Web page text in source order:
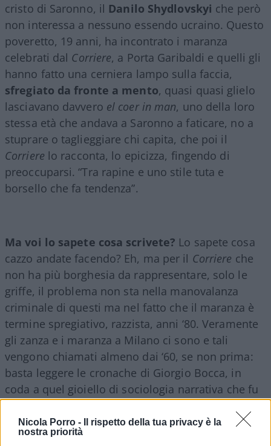
Nicola Porro -
Il rispetto della tua privacy è la
nostra priorità
cristo di Saronno, il Danilo Shydlovskyi che però
non interessa a nessuno essendo ucraino. Questo
poveretto, 19 anni, ha incontrato i maranza
celebrati dal Corriere, a Porta Garibaldi e quelli gli
hanno fatto una cerniera lampo sulla faccia,
sfregiato da fronte a mento, quasi quasi glielo
lasciavano davvero el coer in man, uno della loro
stessa età che andava a Saronno a faticare, no a
stuprare o taglieggiare chi capita, che poi il
Corriere lo racconta, lo epicizza, fingendo di
preoccuparsi. “Tra rapine e uno stile tuta e
borsello che fa tendenza”.
Ma voi lo sapete cosa scrivete? Lo sapete cosa
cazzo andate facendo? Eh, ma per il Corriere che
non ha più borghesia da rappresentare, solo le
griffe, il problema non sta nella manovalanza
criminale di questi ma nel fatto che il maranza è
termine spregiativo, razzista, anni ‘80. Veramente
gli zanza e i maranza a Milano ci sono e tali
vengono chiamati almeno dai ‘60, se non prima:
basta leggere le cronache di Giorgio Bocca, in
coda a quel gioiello di sociologia narrativa che fu
percorsi un po’ troppo complessi per il
giornalismo istituzionale che usa oggi. Nella